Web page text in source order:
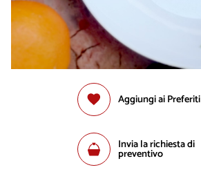
Aggiungi ai Preferiti
Invia la richiesta di
preventivo